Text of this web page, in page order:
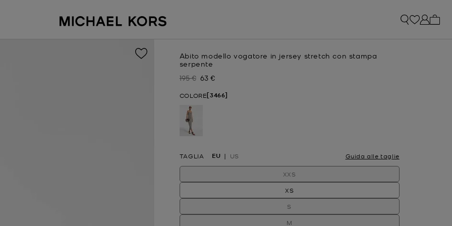
Abito modello vogatore in jersey stretch con stampa
serpente
Prezzo iniziale
195 € Prezzo attuale
63 €
COLORE[3466]
TAGLIA EU US Guida alle taglie
XXS
XS
S
M